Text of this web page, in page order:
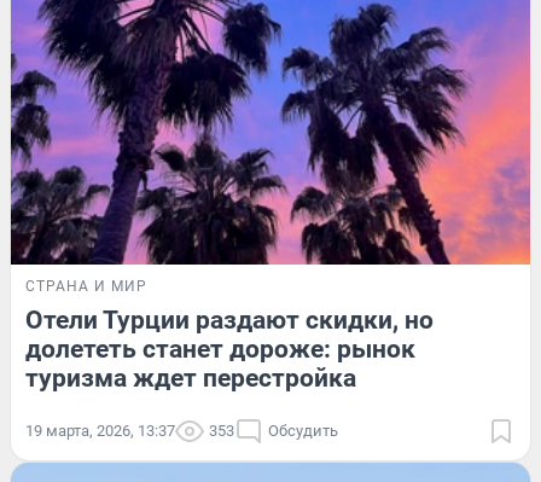
СТРАНА И МИР
Отели Турции раздают скидки, но
долететь станет дороже: рынок
туризма ждет перестройка
19 марта, 2026, 13:37 353 Обсудить